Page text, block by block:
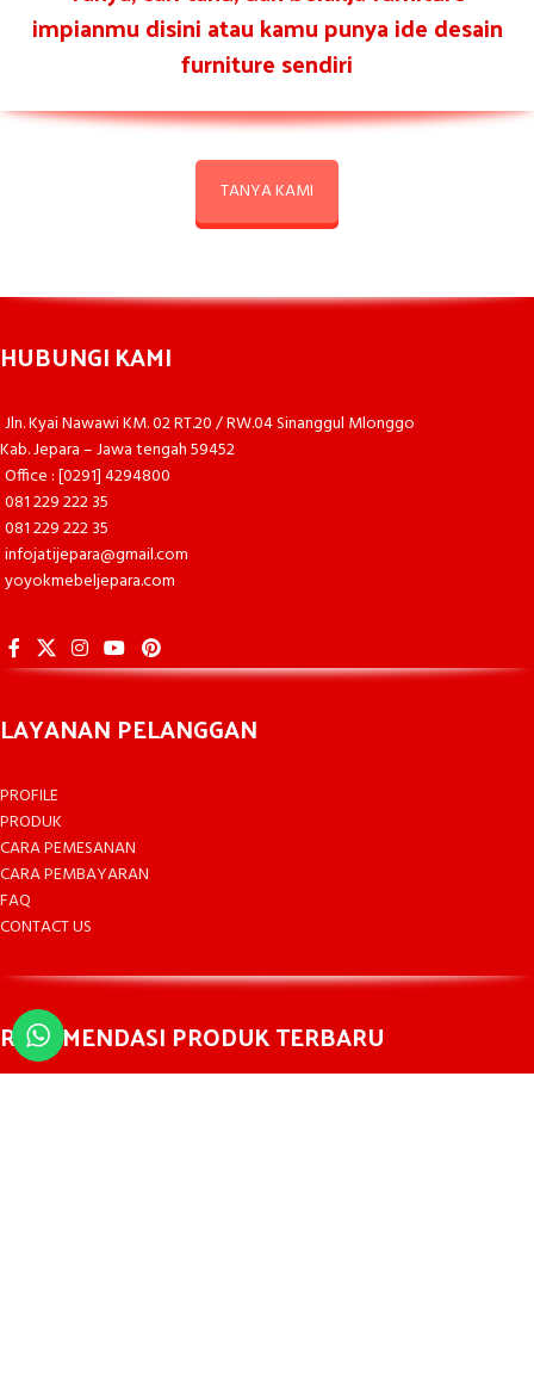
impianmu disini atau kamu punya ide desain
furniture sendiri
TANYA KAMI
HUBUNGI KAMI
Jln. Kyai Nawawi KM. 02 RT.20 / RW.04 Sinanggul Mlonggo
Kab. Jepara – Jawa tengah 59452
Office : [0291] 4294800
081 229 222 35
081 229 222 35
infojatijepara@gmail.com
yoyokmebeljepara.com
LAYANAN PELANGGAN
PROFILE
PRODUK
CARA PEMESANAN
CARA PEMBAYARAN
FAQ
CONTACT US
REKOMENDASI PRODUK TERBARU